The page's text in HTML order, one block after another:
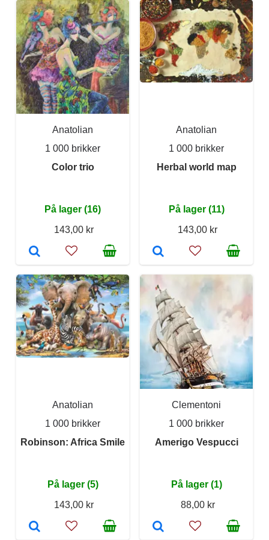
Anatolian
1 000 brikker
Color trio
På lager (16)
143,00 kr
Anatolian
1 000 brikker
Herbal world map
På lager (11)
143,00 kr
Anatolian
1 000 brikker
Robinson: Africa Smile
På lager (5)
143,00 kr
Clementoni
1 000 brikker
Amerigo Vespucci
På lager (1)
88,00 kr